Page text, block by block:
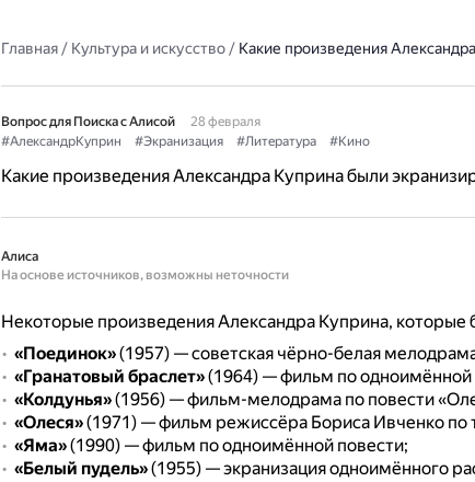
Главная/ Культура и искусство/ Какие произведения
Вопрос для Поиска с Алисой
28 февраля
#АлександрКуприн
#Экранизация #Литература #Кино
Какие произведения Александра Куприна были
Алиса
На основе источников, возможны неточности
Некоторые произведения Александра Куприна, которые
«Поединок»(1957) — советская чёрно-белая
«Гранатовый браслет»(1964) — фильм по одноимённой
«Колдунья»(1956) — фильм-мелодрама по повести
«Олеся»(1971) — фильм режиссёра Бориса Ивченко по
«Яма»(1990) — фильм по одноимённой повести;
«Белый пудель»(1955) — экранизация одноимённого